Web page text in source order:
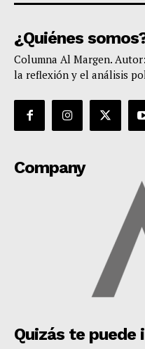
¿Quiénes
Columna Al Margen.
la reflexión y el análisis
Company
Quizás te puede